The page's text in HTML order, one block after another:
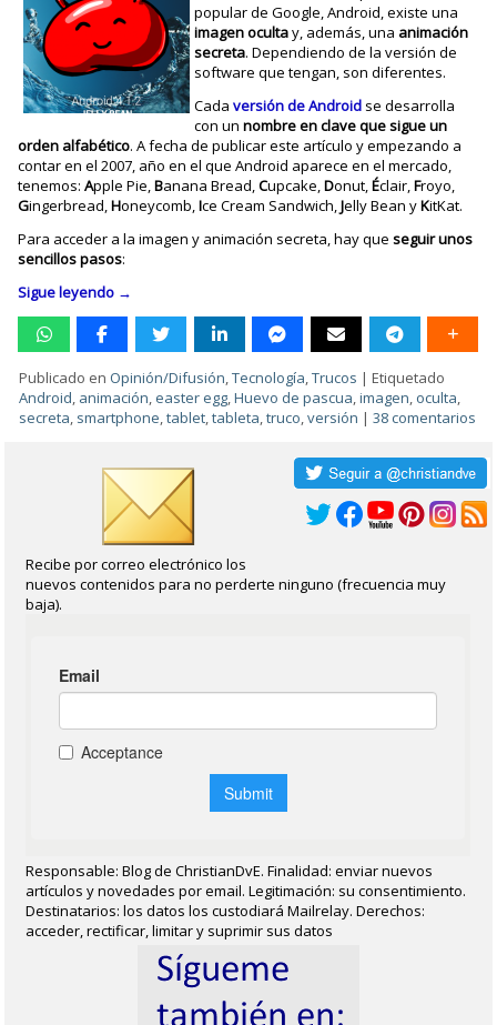
popular de Google, Android, existe una
imagen ocultay, además, una animación
secreta. Dependiendo de la versión de
software que tengan, son diferentes.
Cada versión de Androidse desarrolla
con un nombre en clave que sigue un
orden alfabético. A fecha de publicar este artículo y empezando a
contar en el 2007, año en el que Android aparece en el mercado,
tenemos:Apple Pie,Banana Bread,Cupcake,Donut,Éclair,Froyo,
Gingerbread,Honeycomb,Ice Cream Sandwich,Jelly Bean yKitKat.
Para acceder a la imagen y animación secreta, hay queseguir unos
sencillos pasos:
Sigue leyendo →
Publicado en Opinión/Difusión,Tecnología,Trucos |Etiquetado
Android, animación, easter egg,Huevo de pascua,imagen, oculta,
secreta, smartphone,tablet,tableta,truco,versión |38 comentarios
Recibe por correo electrónico los
nuevos contenidos para no perderte ninguno (frecuencia muy
baja).
Responsable: Blog de ChristianDvE. Finalidad: enviar nuevos
artículos y novedades por email. Legitimación: su consentimiento.
Destinatarios: los datos los custodiará Mailrelay. Derechos:
acceder, rectificar, limitar y suprimir sus datos